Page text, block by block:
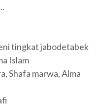
tingkat jabodetabek
Islam
Shafa marwa, Alma